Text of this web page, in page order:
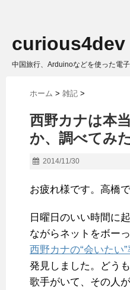
curious4dev
中国旅行、Arduinoなどを使った電子
ホーム > 雑記 >
西野カナは本
か、調べてみた
2014/11/30
お疲れ様です。高橋で
日曜日のいい時間に
ながらネットをボー
西野カナの“会いたい
発見しました。どう
歌手がいて、その人